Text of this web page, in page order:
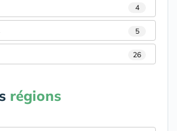
4
5
26
régions